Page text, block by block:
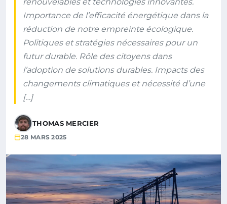
Importance de l’efficacité énergétique dans la
réduction de notre empreinte écologique.
Politiques et stratégies nécessaires pour un
futur durable. Rôle des citoyens dans
l’adoption de solutions durables. Impacts des
changements climatiques et nécessité d’une
[…]
THOMAS MERCIER
28 MARS 2025